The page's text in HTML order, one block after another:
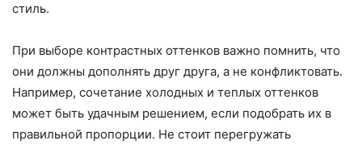
стиль.
При выборе контрастных оттенков важно помнить, что
они должны дополнять друг друга, а не конфликтовать.
Например, сочетание холодных и теплых оттенков
может быть удачным решением, если подобрать их в
правильной пропорции. Не стоит перегружать